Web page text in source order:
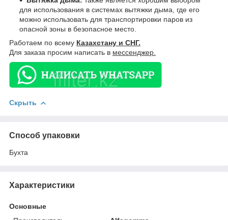
для использования в системах вытяжки дыма, где его
можно использовать для транспортировки паров из
опасной зоны в безопасное место.
Работаем по всему Казахстану и СНГ.
Для заказа просим написать в мессенджер.
Скрыть
Способ упаковки
Бухта
Характеристики
Основные